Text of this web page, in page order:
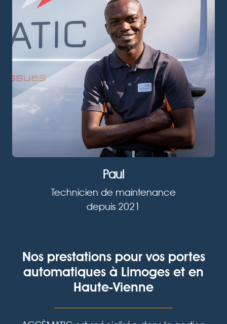
Paul
Technicien de maintenance
depuis 2021
Nos prestations pour vos portes
automatiques à Limoges et en
Haute-Vienne